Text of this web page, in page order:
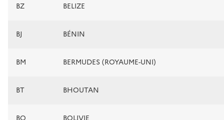
BZ BELIZE
BJ BÉNIN
BM BERMUDES (ROYAUME-UNI)
BT BHOUTAN